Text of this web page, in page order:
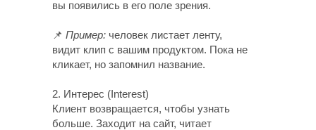
вы появились в его поле зрения.
📌 Пример: человек листает ленту,
видит клип с вашим продуктом. Пока не
кликает, но запомнил название.
2. Интерес (Interest)
Клиент возвращается, чтобы узнать
больше. Заходит на сайт, читает